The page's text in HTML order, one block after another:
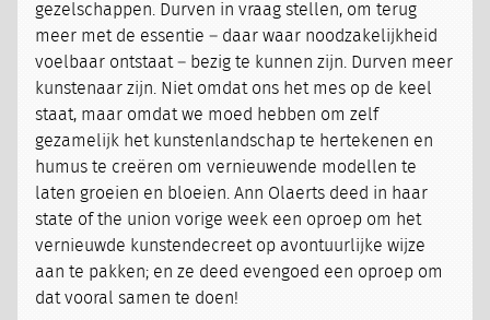
gezelschappen. Durven in vraag stellen, om terug
meer met de essentie – daar waar noodzakelijkheid
voelbaar ontstaat – bezig te kunnen zijn. Durven meer
kunstenaar zijn. Niet omdat ons het mes op de keel
staat, maar omdat we moed hebben om zelf
gezamelijk het kunstenlandschap te hertekenen en
humus te creëren om vernieuwende modellen te
laten groeien en bloeien. Ann Olaerts deed in haar
state of the union vorige week een oproep om het
vernieuwde kunstendecreet op avontuurlijke wijze
aan te pakken; en ze deed evengoed een oproep om
dat vooral samen te doen!